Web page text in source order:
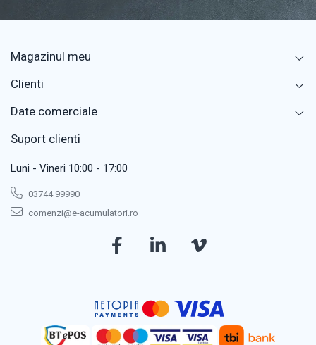
Magazinul meu
Clienti
Date comerciale
Suport clienti
Luni - Vineri 10:00 - 17:00
03744 99990
comenzi@e-acumulatori.ro